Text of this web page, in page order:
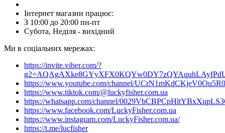
Інтернет магазин працює:
З 10:00 до 20:00 пн-пт
Субота, Неділя - вихідний
Ми в соціальних мережах:
https://invite.viber.com/?
https://www.youtube.com/channel/
https://www.tiktok.com/@luckyfisher.com.ua
https://whatsapp.com/channel/
https://www.facebook.com/LuckyFisher.com.ua
https://www.instagram.com/LuckyFisher.com.ua/
https://t.me/lucfisher